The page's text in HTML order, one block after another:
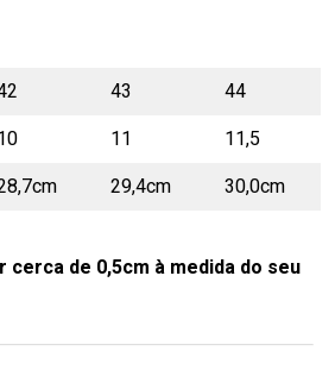
43
44
11
11,5
29,4cm 30,0cm
de 0,5cm à medida do seu